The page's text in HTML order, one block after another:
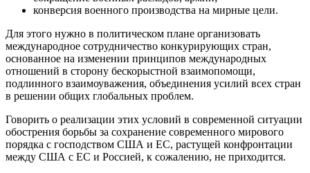
конверсия военного производства на мирные цели.
Для этого нужно в политическом плане организовать
международное сотрудничество конкурирующих стран,
основанное на изменении принципов международных
отношений в сторону бескорыстной взаимопомощи,
подлинного взаимоуважения, объединения усилий всех стран
в решении общих глобальных проблем.
Говорить о реализации этих условий в современной ситуации
обострения борьбы за сохранение современного мирового
порядка с господством США и ЕС, растущей конфронтации
между США с ЕС и Россией, к сожалению, не приходится.